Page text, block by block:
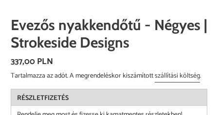
Evezős nyakkendőtű - Négyes |
Strokeside Designs
Normál
ár
337,00 PLN
Tartalmazza az adót. A megrendeléskor kiszámítottszállítási költség.
RÉSZLETFIZETÉS